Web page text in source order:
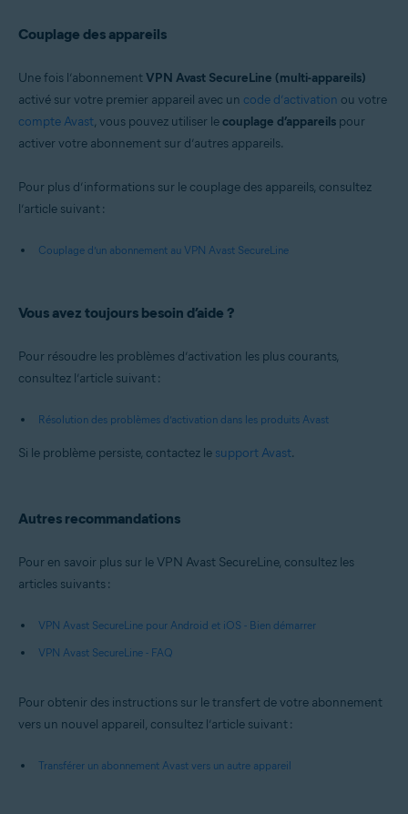
Couplage des appareils
Une fois l’abonnementVPN Avast SecureLine (multi-appareils)
activé sur votre premier appareil avec un code d’activation ou votre
compte Avast, vous pouvez utiliser lecouplage d’appareils pour
activer votre abonnement sur d’autres appareils.
Pour plus d’informations sur le couplage des appareils, consultez
l’article suivant :
Couplage d’un abonnement au VPN Avast SecureLine
Vous avez toujours besoin d’aide ?
Pour résoudre les problèmes d’activation les plus courants,
consultez l’article suivant :
Résolution des problèmes d’activation dans les produits Avast
Si le problème persiste, contactez le support Avast.
Autres recommandations
Pour en savoir plus sur le VPN Avast SecureLine, consultez les
articles suivants :
VPN Avast SecureLine pour Android et iOS - Bien démarrer
VPN Avast SecureLine - FAQ
Pour obtenir des instructions sur le transfert de votre abonnement
vers un nouvel appareil, consultez l’article suivant :
Transférer un abonnement Avast vers un autre appareil